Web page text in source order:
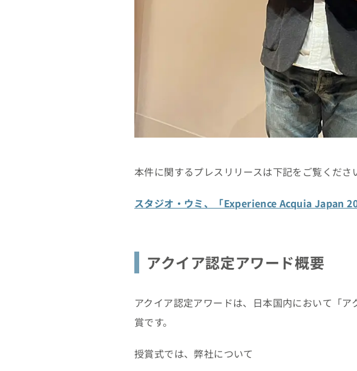
本件に関するプレスリリースは下記をご覧くださ
スタジオ・ウミ、「Experience Acquia Japan
アクイア認定アワード概要
アクイア認定アワードは、日本国内において「
賞です。
授賞式では、弊社について